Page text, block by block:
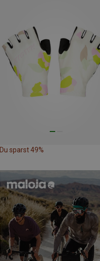
Du sparst 49%